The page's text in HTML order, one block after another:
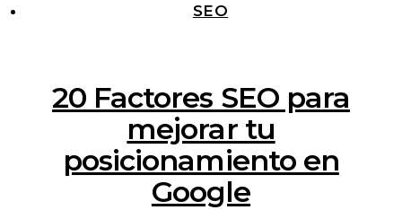
SEO
20 Factores SEO para
mejorar tu
posicionamiento en
Google